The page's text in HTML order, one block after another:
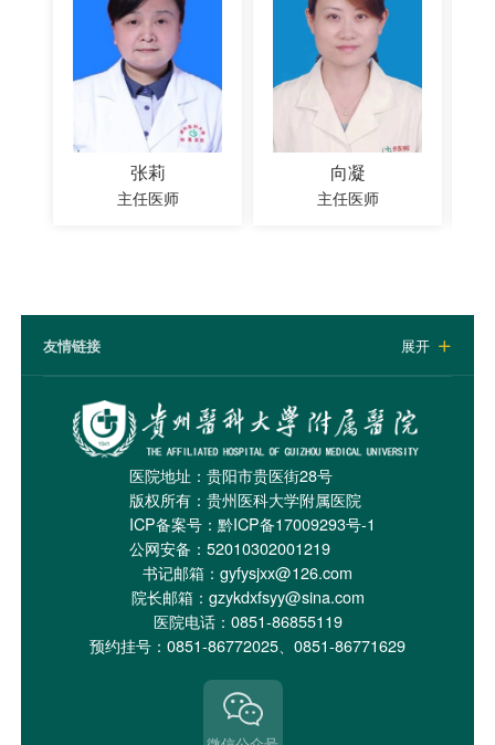
张莉
主任医师
向凝
主任医师
友情链接 展开 
医院地址：贵阳市贵医街28号
版权所有：贵州医科大学附属医院
ICP备案号： 黔ICP备17009293号-1
公网安备：52010302001219
书记邮箱：gyfysjxx@126.com
院长邮箱：gzykdxfsyy@sina.com
医院电话：0851-86855119
预约挂号：0851-86772025、0851-86771629